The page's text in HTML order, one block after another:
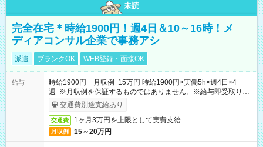
未読
完全在宅＊時給1900円！週4日＆10～16時！メ
ディアコンサル企業で事務アシ
派遣 ブランクOK WEB登録・面接OK
給与
時給1900円 月収例 15万円 時給1900円×実働5h×週4日×4
週 ※月収例を保証するものではありません。※給与即受取りサ
ービス利用可（利用条件有）
交通費別途支給あり
交通費 1ヶ月3万円を上限として実費支給
月収例 15～20万円